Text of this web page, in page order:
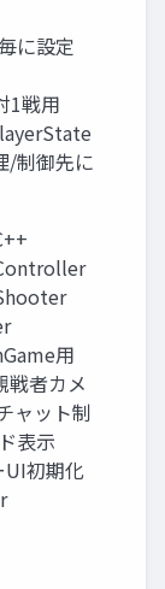
に設定
1戦用
/制御先に
用
者カメ
ャット制
表示
初期化